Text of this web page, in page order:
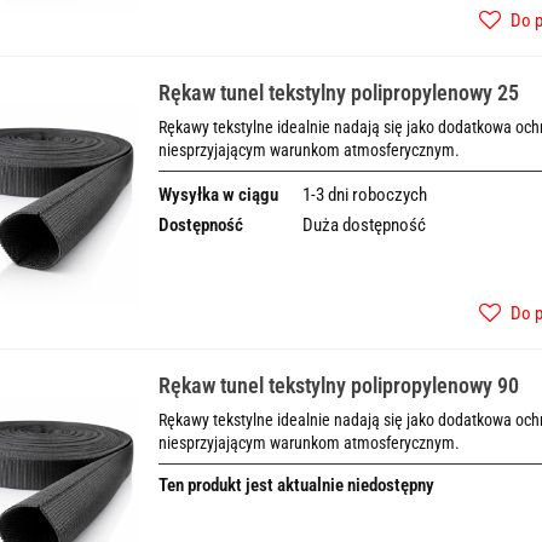
Do
Rękaw tunel tekstylny polipropylenowy 25
Rękawy tekstylne idealnie nadają się jako dodatkowa
niesprzyjającym warunkom atmosferycznym.
Wysyłka w ciągu
1-3 dni roboczych
Dostępność
Duża dostępność
Do
Rękaw tunel tekstylny polipropylenowy 90
Rękawy tekstylne idealnie nadają się jako dodatkowa
niesprzyjającym warunkom atmosferycznym.
Ten produkt jest aktualnie niedostępny